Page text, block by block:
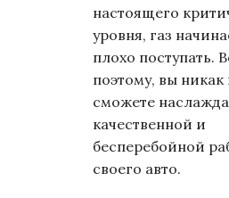
настоящего
уровня, газ
плохо поступать.
поэтому, вы никак
сможете
качественной и
бесперебойной
своего авто.